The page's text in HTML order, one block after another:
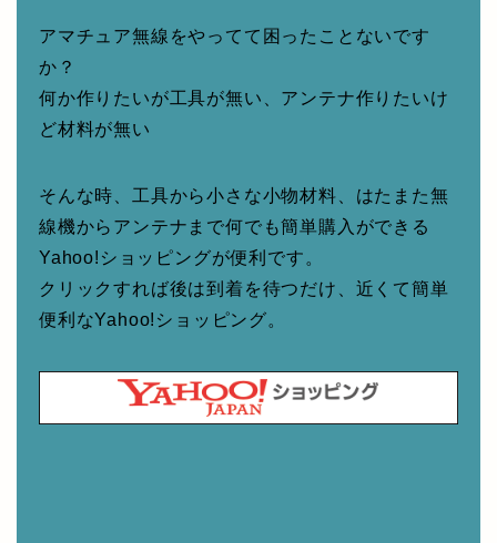
アマチュア無線をやってて困ったことないです
か？
何か作りたいが工具が無い、アンテナ作りたいけ
ど材料が無い
そんな時、工具から小さな小物材料、はたまた無
線機からアンテナまで何でも簡単購入ができる
Yahoo!ショッピングが便利です。
クリックすれば後は到着を待つだけ、近くて簡単
便利なYahoo!ショッピング。